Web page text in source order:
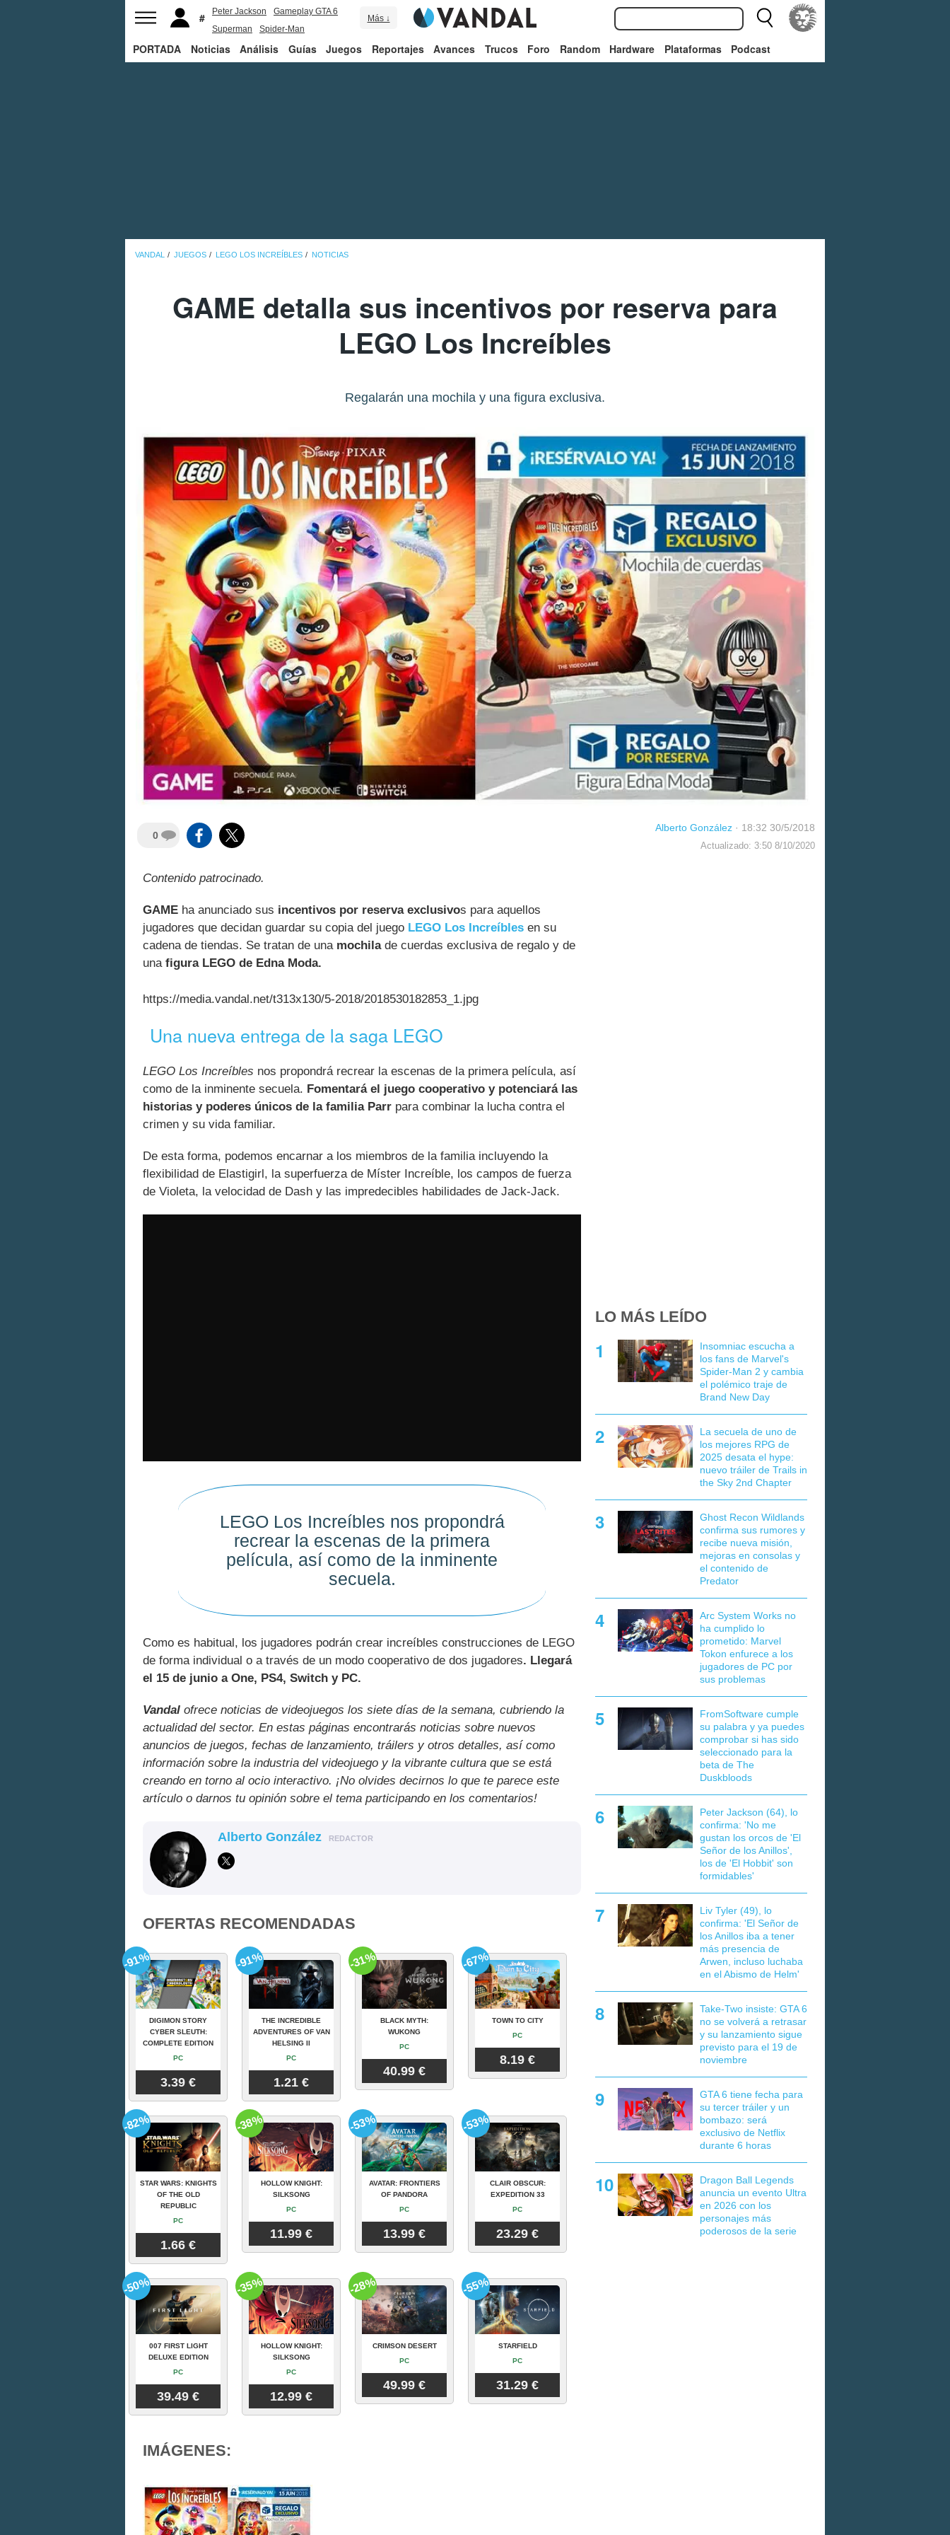
Peter Jackson
Gameplay GTA 6
Superman
Spider-Man
Más ↓
PORTADA Noticias Análisis Guías Juegos Reportajes Avances Trucos Foro Random Hardware Plataformas Podcast
VANDAL JUEGOS LEGO LOS INCREÍBLES NOTICIAS
GAME detalla sus incentivos por reserva para
LEGO Los Increíbles
Regalarán una mochila y una figura exclusiva.
0
Alberto González · 18:32 30/5/2018
Actualizado: 3:50 8/10/2020
Contenido patrocinado.
GAME ha anunciado sus incentivos por reserva exclusivos para aquellos
jugadores que decidan guardar su copia del juego LEGO Los Increíbles en su
cadena de tiendas. Se tratan de una mochilade cuerdas exclusiva de regalo y de
unafigura LEGO de Edna Moda.
https://media.vandal.net/t313x130/5-2018/2018530182853_1.jpg
Una nueva entrega de la saga LEGO
LEGO Los Increíbles nos propondrá recrear la escenas de la primera película, así
como de la inminente secuela. Fomentará el juego cooperativo y potenciará las
historias y poderes únicos de la familia Parr para combinar la lucha contra el
crimen y su vida familiar.
De esta forma, podemos encarnar a los miembros de la familia incluyendo la
flexibilidad de Elastigirl, la superfuerza de Míster Increíble, los campos de fuerza
de Violeta, la velocidad de Dash y las impredecibles habilidades de Jack-Jack.
LEGO Los Increíbles nos propondrá
recrear la escenas de la primera
película, así como de la inminente
secuela.
Como es habitual, los jugadores podrán crear increíbles construcciones de LEGO
de forma individual o a través de un modo cooperativo de dos jugadores. Llegará
el 15 de junio a One, PS4, Switch y PC.
Vandal ofrece noticias de videojuegos los siete días de la semana, cubriendo la
actualidad del sector. En estas páginas encontrarás noticias sobre nuevos
anuncios de juegos, fechas de lanzamiento, tráilers y otros detalles, así como
información sobre la industria del videojuego y la vibrante cultura que se está
creando en torno al ocio interactivo. ¡No olvides decirnos lo que te parece este
artículo o darnos tu opinión sobre el tema participando en los comentarios!
Alberto González REDACTOR
OFERTAS RECOMENDADAS
DIGIMON STORY
CYBER SLEUTH:
COMPLETE EDITION
PC
3.39 €
-91%
THE INCREDIBLE
ADVENTURES OF VAN
HELSING II
PC
1.21 €
-91%
BLACK MYTH:
WUKONG
PC
40.99 €
-31%
TOWN TO CITY
PC
8.19 €
-67%
STAR WARS: KNIGHTS
OF THE OLD
REPUBLIC
PC
1.66 €
-82%
HOLLOW KNIGHT:
SILKSONG
PC
11.99 €
-38%
AVATAR: FRONTIERS
OF PANDORA
PC
13.99 €
-53%
CLAIR OBSCUR:
EXPEDITION 33
PC
23.29 €
-53%
007 FIRST LIGHT
DELUXE EDITION
PC
39.49 €
-50%
HOLLOW KNIGHT:
SILKSONG
PC
12.99 €
-35%
CRIMSON DESERT
PC
49.99 €
-28%
STARFIELD
PC
31.29 €
-55%
IMÁGENES:
LO MÁS LEÍDO
Insomniac escucha a
los fans de Marvel's
Spider-Man 2 y cambia
el polémico traje de
Brand New Day
La secuela de uno de
los mejores RPG de
2025 desata el hype:
nuevo tráiler de Trails in
the Sky 2nd Chapter
Ghost Recon Wildlands
confirma sus rumores y
recibe nueva misión,
mejoras en consolas y
el contenido de
Predator
Arc System Works no
ha cumplido lo
prometido: Marvel
Tokon enfurece a los
jugadores de PC por
sus problemas
FromSoftware cumple
su palabra y ya puedes
comprobar si has sido
seleccionado para la
beta de The
Duskbloods
Peter Jackson (64), lo
confirma: 'No me
gustan los orcos de 'El
Señor de los Anillos',
los de 'El Hobbit' son
formidables'
Liv Tyler (49), lo
confirma: 'El Señor de
los Anillos iba a tener
más presencia de
Arwen, incluso luchaba
en el Abismo de Helm'
Take-Two insiste: GTA 6
no se volverá a retrasar
y su lanzamiento sigue
previsto para el 19 de
noviembre
GTA 6 tiene fecha para
su tercer tráiler y un
bombazo: será
exclusivo de Netflix
durante 6 horas
Dragon Ball Legends
anuncia un evento Ultra
en 2026 con los
personajes más
poderosos de la serie